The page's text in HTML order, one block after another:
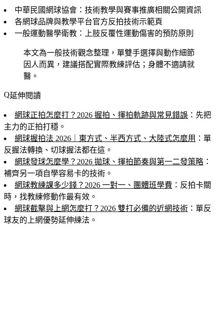
中華民國網球協會：技術教學與賽事推廣相關公開資訊
各網球品牌與教學平台官方反拍技術示範頁
一般運動醫學衛教：上肢反覆性運動傷害的預防原則
本文為一般技術觀念整理，單雙手選擇與動作細節
因人而異，建議搭配實際教練評估；身體不適請就
醫。
延伸閱讀
網球正拍怎麼打？2026 握拍、揮拍軌跡與常見錯誤 ：先把
主力的正拍打穩。
網球握拍法 2026｜東方式、半西方式、大陸式怎麼用 ：單
反握法轉換、切球握法都在這。
網球發球怎麼學？2026 拋球、揮拍節奏與第一二發策略 ：
補齊另一項自學容易卡的技術。
網球教練課多少錢？2026 一對一、團體班學費 ：反拍卡關
時，找教練修動作最有效。
網球截擊與上網怎麼打？2026 雙打必備的近網技術 ：單反
球友的上網優勢延伸練法。